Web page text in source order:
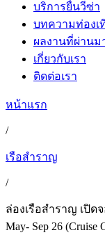
บริการยื่นวีซ่า
บทความท่องเ
ผลงานที่ผ่านม
เกี่ยวกับเรา
ติดต่อเรา
หน้าแรก
/
เรือสำราญ
/
ล่องเรือสำราญ เปิดจ
May- Sep 26